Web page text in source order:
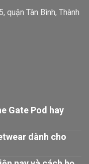
quận Tân Bình, Thành
Gate Pod hay
dành cho